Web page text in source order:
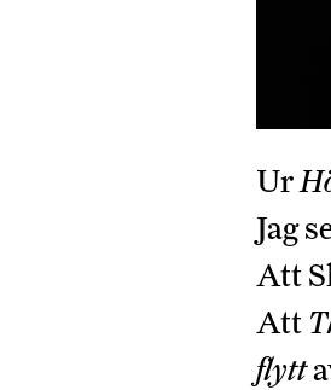
Ur
Jag
Att
Att
flytt